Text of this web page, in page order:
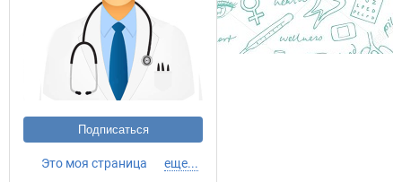
Подписаться
Это моя страница еще...